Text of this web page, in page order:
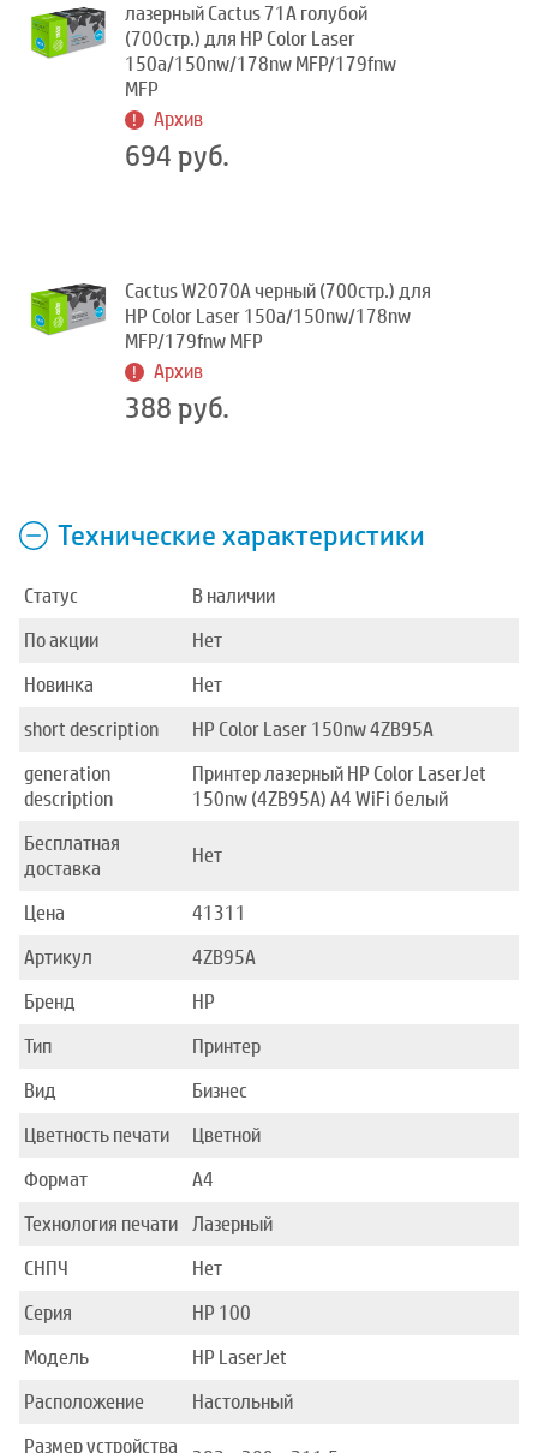
лазерный Cactus 71A голубой
(700стр.) для HP Color Laser
150a/150nw/178nw MFP/179fnw
MFP
Архив
694 руб.
Cactus W2070A черный (700стр.) для
HP Color Laser 150a/150nw/178nw
MFP/179fnw MFP
Архив
388 руб.
Технические характеристики
Статус
В наличии
По акции
Нет
Новинка
Нет
short description
HP Color Laser 150nw 4ZB95A
generation
description
Принтер лазерный HP Color LaserJet
150nw (4ZB95A) A4 WiFi белый
Бесплатная
доставка
Нет
Цена
41311
Артикул
4ZB95A
Бренд
HP
Тип
Принтер
Вид
Бизнес
Цветность печати
Цветной
Формат
A4
Технология печати Лазерный
СНПЧ
Нет
Серия
HP 100
Модель
HP LaserJet
Расположение
Настольный
Размер устройства